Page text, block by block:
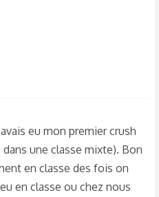
eu mon premier crush
une classe mixte). Bon
en classe des fois on
en classe ou chez nous